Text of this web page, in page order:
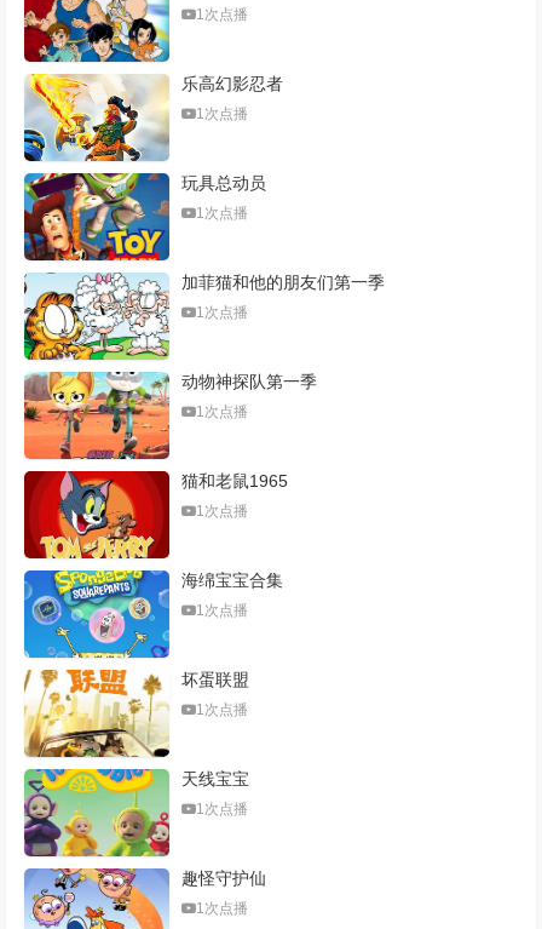
1次点播
乐高幻影忍者
1次点播
玩具总动员
1次点播
加菲猫和他的朋友们第一季
1次点播
动物神探队第一季
1次点播
猫和老鼠1965
1次点播
海绵宝宝合集
1次点播
坏蛋联盟
1次点播
天线宝宝
1次点播
趣怪守护仙
1次点播